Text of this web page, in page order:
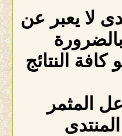
لا يعبر عن
النتائج
المثمر